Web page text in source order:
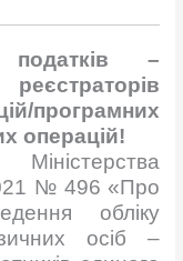
–
програмних
операцій!
№ 496 «Про
обліку
осіб –